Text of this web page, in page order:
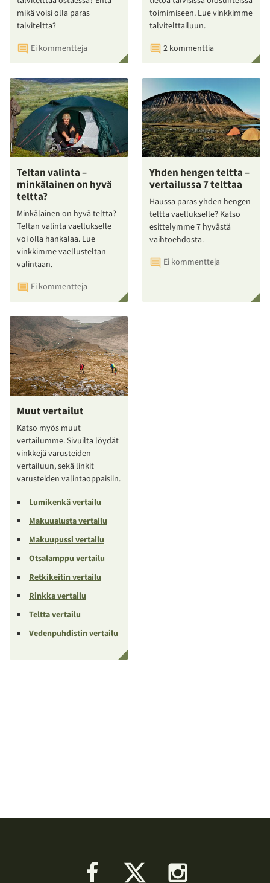
mikä voisi olla paras
talviteltta?
Ei kommentteja
toimimiseen. Lue vinkkimme
talvitelttailuun.
2 kommenttia
Teltan valinta –
minkälainen on hyvä
teltta?
Minkälainen on hyvä teltta?
Teltan valinta vaellukselle
voi olla hankalaa. Lue
vinkkimme vaellusteltan
valintaan.
Ei kommentteja
Yhden hengen teltta –
vertailussa 7 telttaa
Haussa paras yhden hengen
teltta vaellukselle? Katso
esittelymme 7 hyvästä
vaihtoehdosta.
Ei kommentteja
Muut vertailut
Katso myös muut
vertailumme. Sivuilta löydät
vinkkejä varusteiden
vertailuun, sekä linkit
varusteiden valintaoppaisiin.
Lumikenkä vertailu
Makuualusta vertailu
Makuupussi vertailu
Otsalamppu vertailu
Retkikeitin vertailu
Rinkka vertailu
Teltta vertailu
Vedenpuhdistin vertailu
Facebook